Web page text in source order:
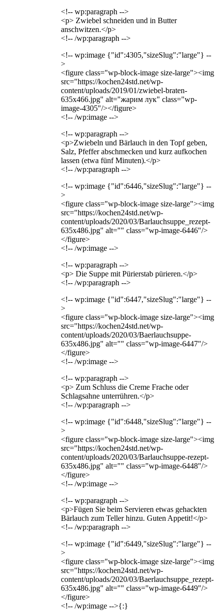
<!-- wp:paragraph -->
<p> Zwiebel schneiden und in Butter
anschwitzen.</p>
<!-- /wp:paragraph -->
<!-- wp:image {"id":4305,"sizeSlug":"large"} --
>
<figure class="wp-block-image size-large"><img
src="https://kochen24std.net/wp-
content/uploads/2019/01/zwiebel-braten-
635x466.jpg" alt="жарим лук" class="wp-
image-4305"/></figure>
<!-- /wp:image -->
<!-- wp:paragraph -->
<p>Zwiebeln und Bärlauch in den Topf geben,
Salz, Pfeffer abschmecken und kurz aufkochen
lassen (etwa fünf Minuten).</p>
<!-- /wp:paragraph -->
<!-- wp:image {"id":6446,"sizeSlug":"large"} --
>
<figure class="wp-block-image size-large"><img
src="https://kochen24std.net/wp-
content/uploads/2020/03/Barlauchsuppe_rezept-
635x486.jpg" alt="" class="wp-image-6446"/>
</figure>
<!-- /wp:image -->
<!-- wp:paragraph -->
<p> Die Suppe mit Pürierstab pürieren.</p>
<!-- /wp:paragraph -->
<!-- wp:image {"id":6447,"sizeSlug":"large"} --
>
<figure class="wp-block-image size-large"><img
src="https://kochen24std.net/wp-
content/uploads/2020/03/Baerlauchsuppe-
635x486.jpg" alt="" class="wp-image-6447"/>
</figure>
<!-- /wp:image -->
<!-- wp:paragraph -->
<p> Zum Schluss die Creme Frache oder
Schlagsahne unterrühren.</p>
<!-- /wp:paragraph -->
<!-- wp:image {"id":6448,"sizeSlug":"large"} --
>
<figure class="wp-block-image size-large"><img
src="https://kochen24std.net/wp-
content/uploads/2020/03/Barlauchsuppe-rezept-
635x486.jpg" alt="" class="wp-image-6448"/>
</figure>
<!-- /wp:image -->
<!-- wp:paragraph -->
<p>Fügen Sie beim Servieren etwas gehackten
Bärlauch zum Teller hinzu. Guten Appetit!</p>
<!-- /wp:paragraph -->
<!-- wp:image {"id":6449,"sizeSlug":"large"} --
>
<figure class="wp-block-image size-large"><img
src="https://kochen24std.net/wp-
content/uploads/2020/03/Baerlauchsuppe_rezept-
635x486.jpg" alt="" class="wp-image-6449"/>
</figure>
<!-- /wp:image -->{:}